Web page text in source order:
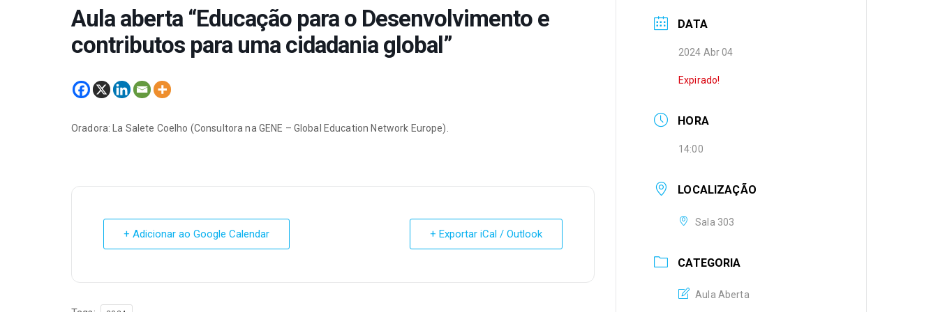
Aula aberta “Educação para o Desenvolvimento e
contributos para uma cidadania global”
Oradora: La Salete Coelho (Consultora na GENE – Global Education Network Europe).
+ Adicionar ao Google Calendar + Exportar iCal / Outlook
DATA
2024 Abr 04
Expirado!
HORA
14:00
LOCALIZAÇÃO
Sala 303
CATEGORIA
Aula Aberta